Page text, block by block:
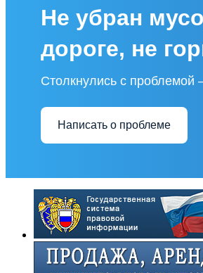
Не убран
дороге, не
Столкнулись с
Написать о проблеме